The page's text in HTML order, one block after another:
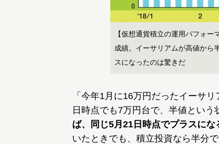
【仮想通貨積立の運用パフォ
成績。イーサリアムが高値から
スになったのは驚きだ
「今年1月に16万円だったイーサ
日時点でも7万円台で、半値という
ば、同じ5月21日時点でプラスにな
いたときでも、積立投資なら半分で